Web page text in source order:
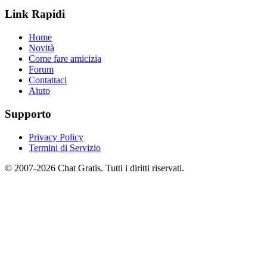
Link Rapidi
Home
Novità
Come fare amicizia
Forum
Contattaci
Aiuto
Supporto
Privacy Policy
Termini di Servizio
© 2007-2026 Chat Gratis. Tutti i diritti riservati.